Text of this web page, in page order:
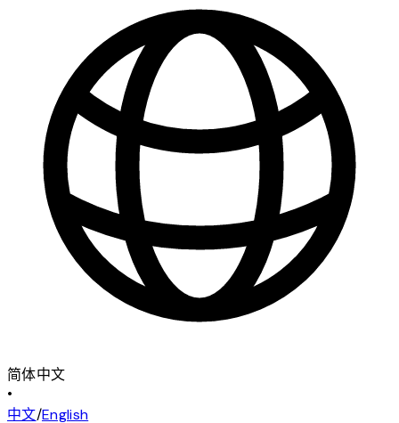
简体中文
•
中文/English